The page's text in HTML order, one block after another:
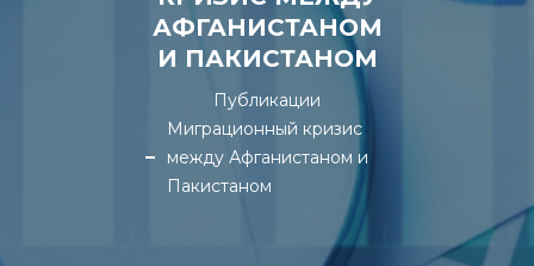
АФГАНИСТАНОМ
И ПАКИСТАНОМ
Публикации
Миграционный кризис
между Афганистаном и
Пакистаном